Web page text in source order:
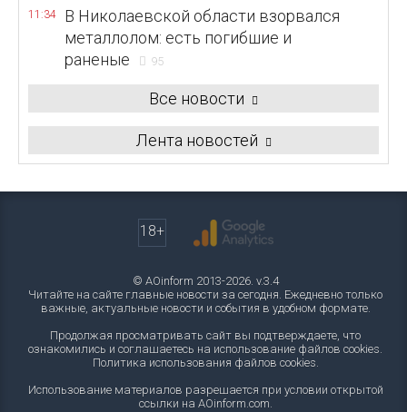
11:34
В Николаевской области взорвался
металлолом: есть погибшие и
раненые
95
Все новости
Лента новостей
18+
© AOinform 2013-2026. v.3.4
Читайте на сайте главные новости за сегодня. Ежедневно только
важные, актуальные новости и события в удобном формате.
Продолжая просматривать сайт вы подтверждаете, что
ознакомились и соглашаетесь на использование файлов cookies.
Политика использования файлов cookies.
Использование материалов разрешается при условии открытой
ссылки на AOinform.com.